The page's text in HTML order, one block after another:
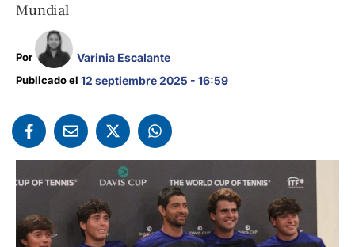
Mundial
Por Varinia Escalante
Publicado el 12 septiembre 2025 - 16:59